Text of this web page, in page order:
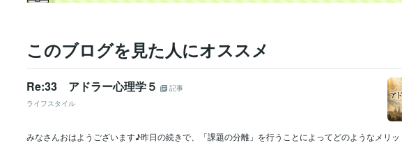
このブログを見た人にオススメ
Re:33 アドラー心理学５
記事
ライフスタイル
みなさんおはようございます♪昨日の続きで、「課題の分離」を行うことによってどのようなメリ